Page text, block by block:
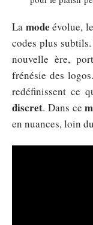
La mode évolue,
codes plus
nouvelle ère,
frénésie des
redéfinissent ce
discret. Dans ce
en nuances, loin